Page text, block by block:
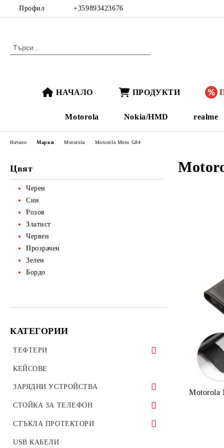
Профил +359893423676
НАЧАЛО ПРОДУКТИ
Motorola Nokia/HMD realme
Цвят
Черен
Син
Розов
Златист
Червен
Прозрачен
Зелен
Бордо
КАТЕГОРИИ
ТЕФТЕРИ
ТЕФТЕРИ ЗА ТАБЛЕТИ
УНИВЕРСАЛНИ КАЛЪФИ
КЕЙСОВЕ
ЗАРЯДНИ УСТРОЙСТВА
ЗАРЯДНИ ЗА ТЕЛЕФОН
АВТО ЗАРЯДНИ УСТРОЙСТВА
ОРИГИНАЛНИ ЗАРЯДНИ
СТОЙКА ЗА ТЕЛЕФОН
Стойки за велосипед мотоциклет
Стойки за гледане на филми телефон
СТЪКЛА ПРОТЕКТОРИ
СТЪКЛЕН ПРОТЕКТОР ЗА
USB КАБЕЛИ
Начало Марки Motorola Motorola Moto G84
Motorola